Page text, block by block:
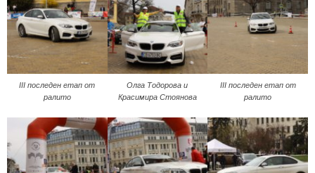
III последен етап от
ралито
Олга Тодорова и
Красимира Стоянова
III последен етап от
ралито